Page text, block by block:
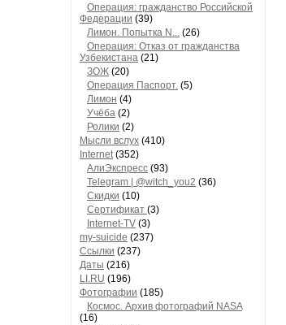
Операция: гражданство Российской
Федерации (39)
Лимон. Попытка N... (26)
Операция: Отказ от гражданства
Узбекистана (21)
ЗОЖ (20)
Операция Паспорт. (5)
Лимон (4)
Учёба (2)
Ролики (2)
Мысли вслух (410)
Internet(352)
АлиЭкспресс (93)
Telegram | @witch_you2 (36)
Скидки (10)
Сертификат (3)
Internet-TV (3)
my-suicide (237)
Ссылки (237)
Даты (216)
LI.RU (196)
Фотографии (185)
Космос. Архив фотографий NASA
(16)